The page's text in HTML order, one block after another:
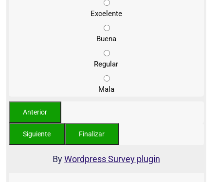
Excelente
Buena
Regular
Mala
ByWordpress Survey plugin